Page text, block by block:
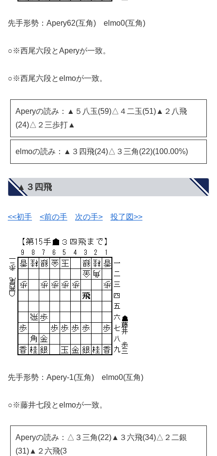
先手形勢：Apery62(互角) elmo0(互角)
○※西尾六段とAperyが一致。
○※西尾六段とelmoが一致。
Aperyの読み：▲５八玉(59)△４二玉(51)▲２八飛
(24)△２三歩打▲
elmoの読み：▲３四飛(24)△３三角(22)(100.00%)
▲３四飛
<<初手 <前の手 次の手> 投了図>>
先手形勢：Apery-1(互角) elmo0(互角)
○※藤井七段とelmoが一致。
Aperyの読み：△３三角(22)▲３六飛(34)△２二銀
(31)▲２六飛(3